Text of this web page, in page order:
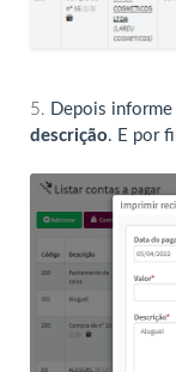
5. Depois informe
descrição. E por